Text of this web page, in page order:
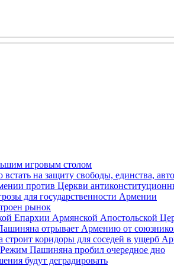
игровым столом
на защиту свободы, единства,
против Церкви
для государственности Армении
рынок
Епархии Армянской Апостольской
отрывает Армению от
коридоры для соседей в ущерб
Пашиняна пробил очередное дно
будут деградировать